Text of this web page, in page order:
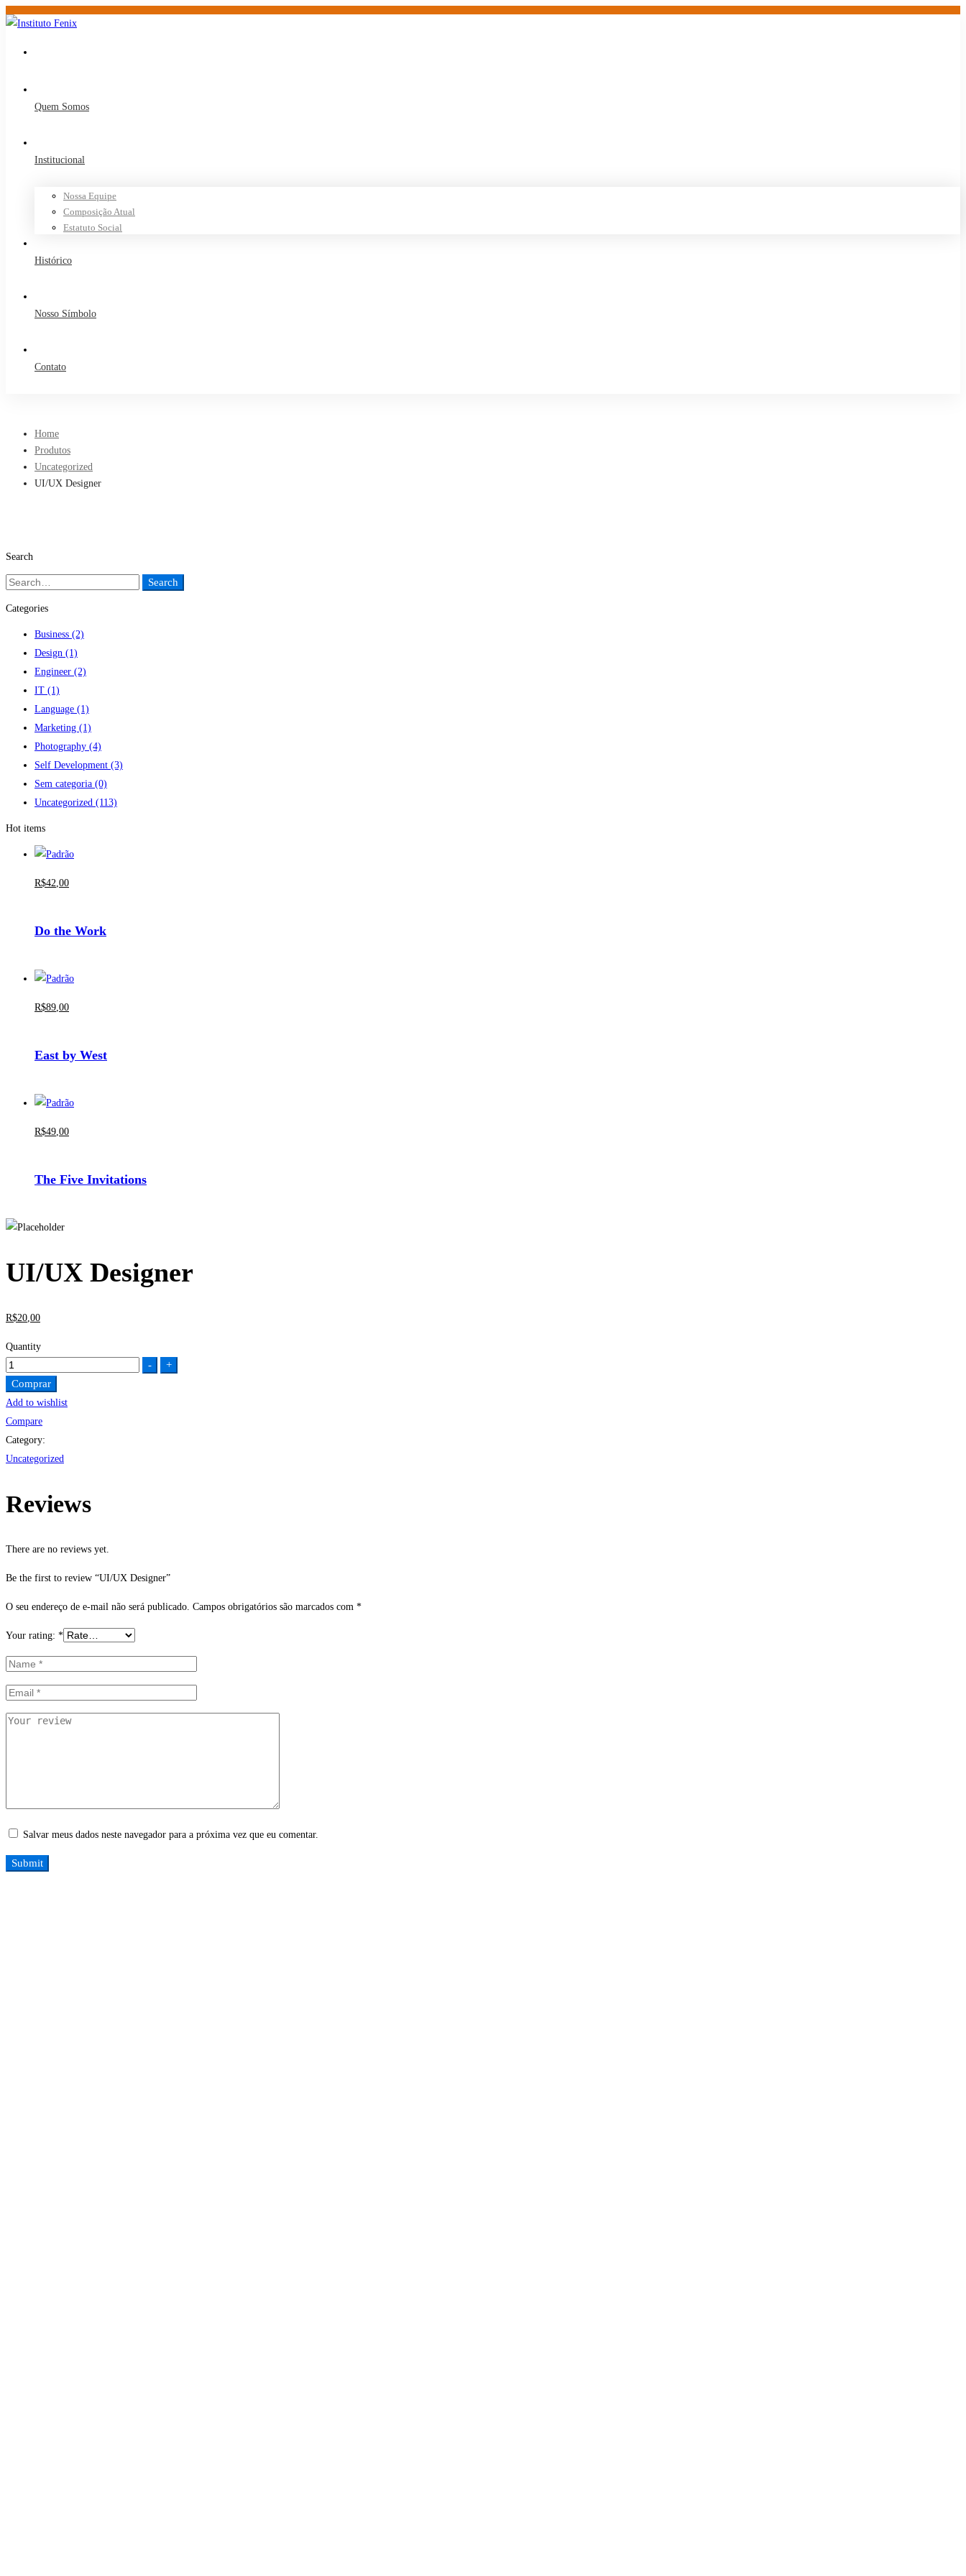
Quem Somos
Institucional
Nossa Equipe
Composição Atual
Estatuto Social
Histórico
Nosso Símbolo
Contato
Home
Produtos
Uncategorized
UI/UX Designer
Search
Search
Search
Categories
Business (2)
Design (1)
Engineer (2)
IT (1)
Language (1)
Marketing (1)
Photography (4)
Self Development (3)
Sem categoria (0)
Uncategorized (113)
Hot items
R$42,00
Do the Work
R$89 ,00
East by West
R$49 ,00
The Five Invitations
UI/UX Designer
R$20 ,00
Quantity
UI/UX
Designer
quantity
-
+
Comprar
Add to wishlist
Compare
Category:
Uncategorized
Reviews
There are no reviews yet.
Be the first to review “UI/UX Designer”
O seu endereço de e-mail não será publicado. Campos obrigatórios são marcados com *
Your rating: *
Salvar meus dados neste navegador para a próxima vez que eu comentar.